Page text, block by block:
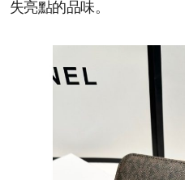
失亮點的品味。